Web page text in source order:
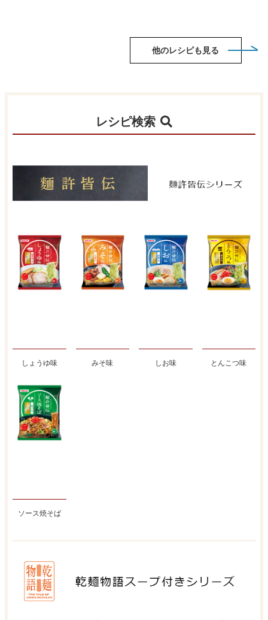
他のレシピも見る
レシピ検索
しょうゆ味 みそ味 しお味 とんこつ味
ソース焼そば